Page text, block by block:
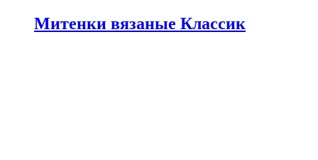
Митенки вязаные Классик